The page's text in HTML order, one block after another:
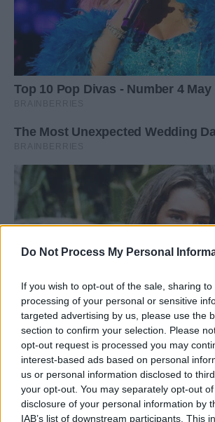
Do Not Process My Personal
If you wish to opt-out of the sale, sharing
processing of your personal or sensitive
targeted advertising by us, please use the
section to confirm your selection. Please
opt-out request is processed you may
interest-based ads based on personal
us or personal information disclosed to
your opt-out. You may separately opt-out
disclosure of your personal information by
IAB’s list of downstream participants. This